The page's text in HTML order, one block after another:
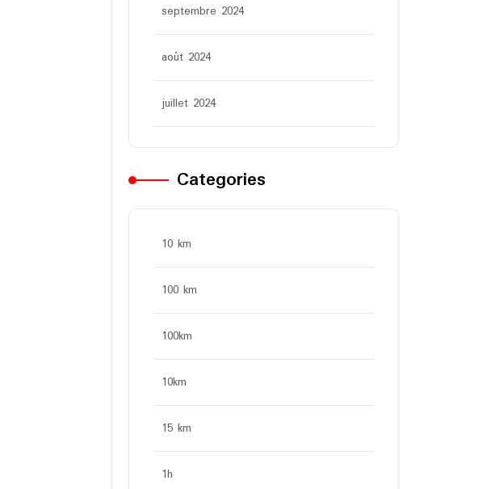
septembre 2024
août 2024
juillet 2024
Categories
10 km
100 km
100km
10km
15 km
1h